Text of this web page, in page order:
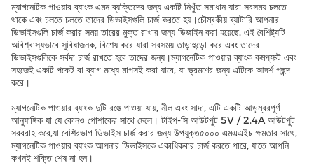
ম্যাগনেটিক পাওয়ার ব্যাংক এমন ব্যক্তিদের জন্য একটি নিখুঁত সমাধান যারা সবসময় চলতে
থাকে এবং চলতে চলতে তাদের ডিভাইসগুলি চার্জ করতে হয়।চৌম্বকীয় ব্যাটারি আপনার
ডিভাইসগুলি চার্জ করার সময় তারের মুক্ত রাখার জন্য ডিজাইন করা হয়েছে. এই বৈশিষ্ট্যটি
অবিশ্বাস্যভাবে সুবিধাজনক, বিশেষ করে যারা সবসময় তাড়াহুড়ো করে এবং তাদের
ডিভাইসগুলিকে সর্বদা চার্জ রাখতে হবে তাদের জন্য।ম্যাগনেটিক পাওয়ার ব্যাংক কমপ্যাক্ট এবং
সহজেই একটি পকেট বা ব্যাগ মধ্যে মাপসই করা যাবে, যা ভ্রমণের জন্য এটিকে আদর্শ পছন্দ
করে।
ম্যাগনেটিক পাওয়ার ব্যাংক দুটি রঙে পাওয়া যায়, নীল এবং সাদা, এটি একটি আড়ম্বরপূর্ণ
আনুষাঙ্গিক যা যে কোনও পোশাকের সাথে মেলে। টাইপ-সি আউটপুট 5V / 2.4A আউটপুট
সরবরাহ করে,যা বেশিরভাগ ডিভাইস চার্জ করার জন্য উপযুক্ত৫০০০ এমএএইচ ক্ষমতার সাথে,
ম্যাগনেটিক পাওয়ার ব্যাংক আপনার ডিভাইসকে একাধিকবার চার্জ করতে পারে, যাতে আপনি
কখনই শক্তি শেষ না হন।